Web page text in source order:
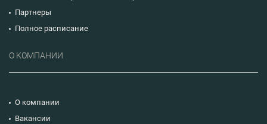
Партнеры
Полное расписание
О КОМПАНИИ
О компании
Вакансии